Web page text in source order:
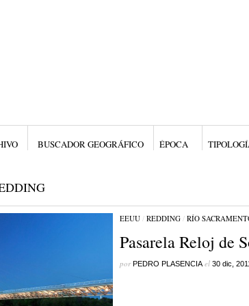
BUSCADOR GEOGRÁFICO ÉPOCA
EEUU/ REDDING/ RÍO
Pasarela Reloj de
porPEDRO PLASENCIAel 30 dic,